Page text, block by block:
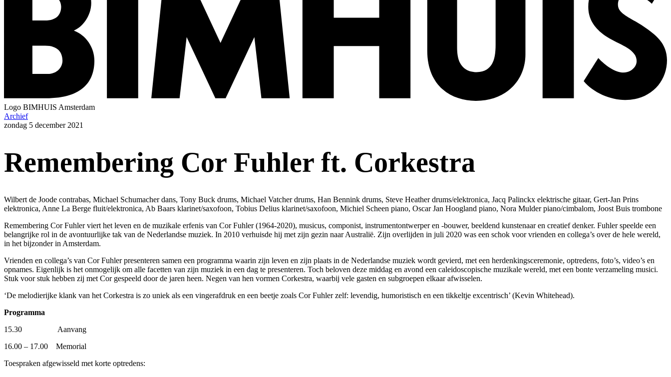
Logo BIMHUIS Amsterdam
Archief
zondag 5 december 2021
Remembering Cor Fuhler ft. Corkestra
Wilbert de Joode contrabas, Michael Schumacher dans, Tony Buck drums, Michael Vatcher drums, Han Bennink drums, Steve Heather drums/elektronica, Jacq Palinckx elektrische gitaar, Gert-Jan Prins
elektronica, Anne La Berge fluit/elektronica, Ab Baars klarinet/saxofoon, Tobius Delius klarinet/saxofoon, Michiel Scheen piano, Oscar Jan Hoogland piano, Nora Mulder piano/cimbalom, Joost Buis trombone
Remembering Cor Fuhler viert het leven en de muzikale erfenis van Cor Fuhler (1964-2020), musicus, componist, instrumentontwerper en -bouwer, beeldend kunstenaar en creatief denker. Fuhler speelde een
belangrijke rol in de avontuurlijke tak van de Nederlandse muziek. In 2010 verhuisde hij met zijn gezin naar Australië. Zijn overlijden in juli 2020 was een schok voor vrienden en collega’s over de hele wereld,
in het bijzonder in Amsterdam.
Vrienden en collega’s van Cor Fuhler presenteren samen een programma waarin zijn leven en zijn plaats in de Nederlandse muziek wordt gevierd, met een herdenkingsceremonie, optredens, foto’s, video’s en
opnames. Eigenlijk is het onmogelijk om alle facetten van zijn muziek in een dag te presenteren. Toch beloven deze middag en avond een caleidoscopische muzikale wereld, met een bonte verzameling musici.
Stuk voor stuk hebben zij met Cor gespeeld door de jaren heen. Negen van hen vormen Corkestra, waarbij vele gasten en subgroepen elkaar afwisselen.
‘De melodierijke klank van het Corkestra is zo uniek als een vingerafdruk en een beetje zoals Cor Fuhler zelf: levendig, humoristisch en een tikkeltje excentrisch’ (Kevin Whitehead).
Programma
15.30 Aanvang
16.00 – 17.00 Memorial
Toespraken afgewisseld met korte optredens: